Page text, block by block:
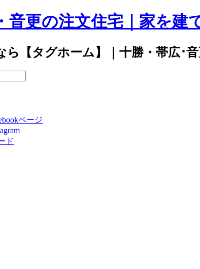
音更の注文住宅｜家を建
ら【タグホーム】｜十勝・帯広･
ページ
ド